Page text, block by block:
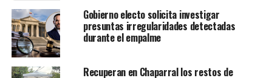
Gobierno electo solicita investigar
presuntas irregularidades detectadas
durante el empalme
Recuperan en Chaparral los restos de